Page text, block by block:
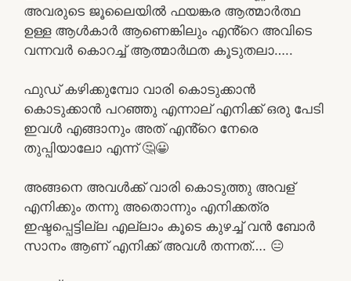
അവരുടെ ജൂലൈയിൽ ഫയങ്കര ആത്മാർത്ഥ
ഉള്ള ആൾകാർ ആണെങ്കിലും എൻ്റെ അവിടെ
വന്നവർ കൊറച്ച് ആത്മാർഥത കൂടുതലാ…..
ഫുഡ് കഴിക്കുമ്പോ വാരി കൊടുക്കാൻ
കൊടുക്കാൻ പറഞ്ഞു എന്നാല് എനിക്ക് ഒരു പേടി
ഇവൾ എങ്ങാനും അത് എൻ്റെ നേരെ
തുപ്പിയാലോ എന്ന് 🤔😀
അങ്ങനെ അവൾക്ക് വാരി കൊടുത്തു അവള്
എനിക്കും തന്നു അതൊന്നും എനിക്കത്ര
ഇഷ്ടപ്പെട്ടില്ല എല്ലാം കൂടെ കുഴച്ച് വൻ ബോർ
സാനം ആണ് എനിക്ക് അവൾ തന്നത്…. 😑